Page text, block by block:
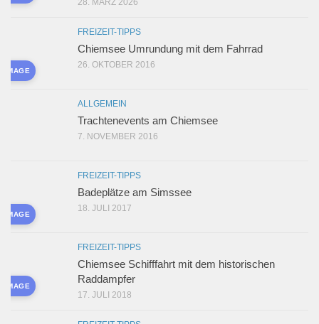
IMAGE
FREIZEIT-TIPPS
Chiemsee Umrundung mit dem Fahrrad
26. OKTOBER 2016
ALLGEMEIN
Trachtenevents am Chiemsee
7. NOVEMBER 2016
IMAGE
FREIZEIT-TIPPS
Badeplätze am Simssee
18. JULI 2017
IMAGE
FREIZEIT-TIPPS
Chiemsee Schifffahrt mit dem historischen
Raddampfer
17. JULI 2018